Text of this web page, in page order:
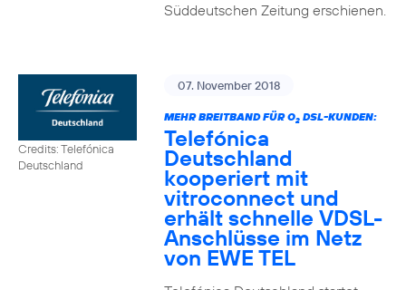
Süddeutschen Zeitung erschienen.
Credits: Telefónica
Deutschland
07. November 2018
MEHR BREITBAND FÜR O2DSL-KUNDEN:
Telefónica
Deutschland
kooperiert mit
vitroconnect und
erhält schnelle VDSL-
Anschlüsse im Netz
von EWE TEL